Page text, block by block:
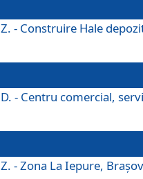
- Construire Hale
- Centru comercial,
- Zona La Iepure,